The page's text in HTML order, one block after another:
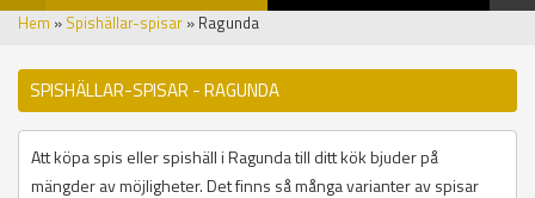
Hem » Spishällar-spisar » Ragunda
SPISHÄLLAR-SPISAR - RAGUNDA
Att köpa spis eller spishäll i Ragunda till ditt kök bjuder på
mängder av möjligheter. Det finns så många varianter av spisar